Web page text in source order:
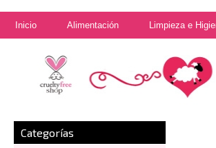
Inicio Alimentación Limpieza e
Categorías